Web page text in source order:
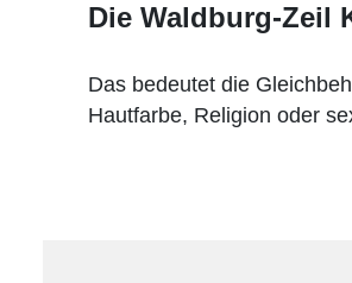
Die Waldburg-Zeil
Das bedeutet die
Hautfarbe, Religion oder